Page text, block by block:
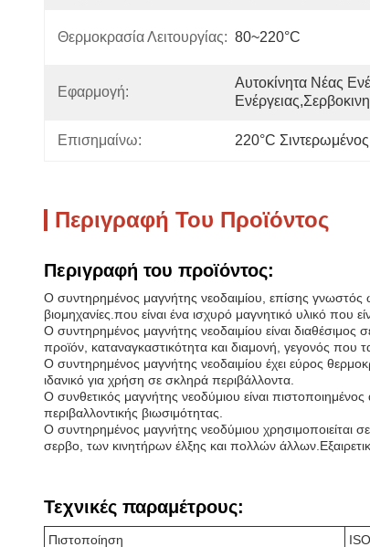
Θερμοκρασία Λειτουργίας: 80~220°C
Εφαρμογή:
Αυτοκίνητα Νέας
Επισημαίνω: 220°C
Περιγραφή Του Προϊόντος
Περιγραφή του προϊόντος:
Ο συντηρημένος μαγνήτης νεοδαιμίου, επίσης γνωστός
βιομηχανίες.που είναι ένα ισχυρό μαγνητικό υλικό που
Ο συντηρημένος μαγνήτης νεοδαιμίου είναι
προϊόν, καταναγκαστικότητα και διαμονή, γεγονός που
Ο συντηρημένος μαγνήτης νεοδαιμίου έχει εύρος
ιδανικό για χρήση σε σκληρά περιβάλλοντα.
Ο συνθετικός μαγνήτης νεοδύμιου είναι
περιβαλλοντικής βιωσιμότητας.
Ο συντηρημένος μαγνήτης νεοδύμιου χρησιμοποιείται
σερβο, των κινητήρων έλξης και πολλών
Τεχνικές παραμέτρους:
Πιστοποίηση